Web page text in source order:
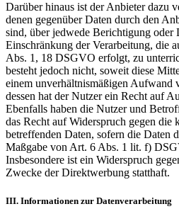
Darüber hinaus ist der Anbieter dazu
denen gegenüber Daten durch den
sind, über jedwede Berichtigung oder
Einschränkung der Verarbeitung, die
Abs. 1, 18 DSGVO erfolgt, zu
besteht jedoch nicht, soweit diese
einem unverhältnismäßigen Aufwand
dessen hat der Nutzer ein Recht auf
Ebenfalls haben die Nutzer und
das Recht auf Widerspruch gegen die
betreffenden Daten, sofern die Daten
Maßgabe von Art. 6 Abs. 1 lit. f)
Insbesondere ist ein Widerspruch
Zwecke der Direktwerbung statthaft.
III. Informationen zur Datenverarbeitung